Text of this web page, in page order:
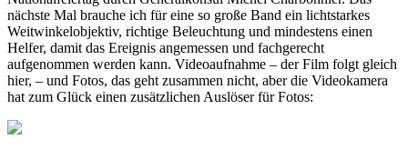
nächste Mal brauche ich für eine so große Band ein lichtstarkes
Weitwinkelobjektiv, richtige Beleuchtung und mindestens einen
Helfer, damit das Ereignis angemessen und fachgerecht
aufgenommen werden kann. Videoaufnahme – der Film folgt gleich
hier, – und Fotos, das geht zusammen nicht, aber die Videokamera
hat zum Glück einen zusätzlichen Auslöser für Fotos: